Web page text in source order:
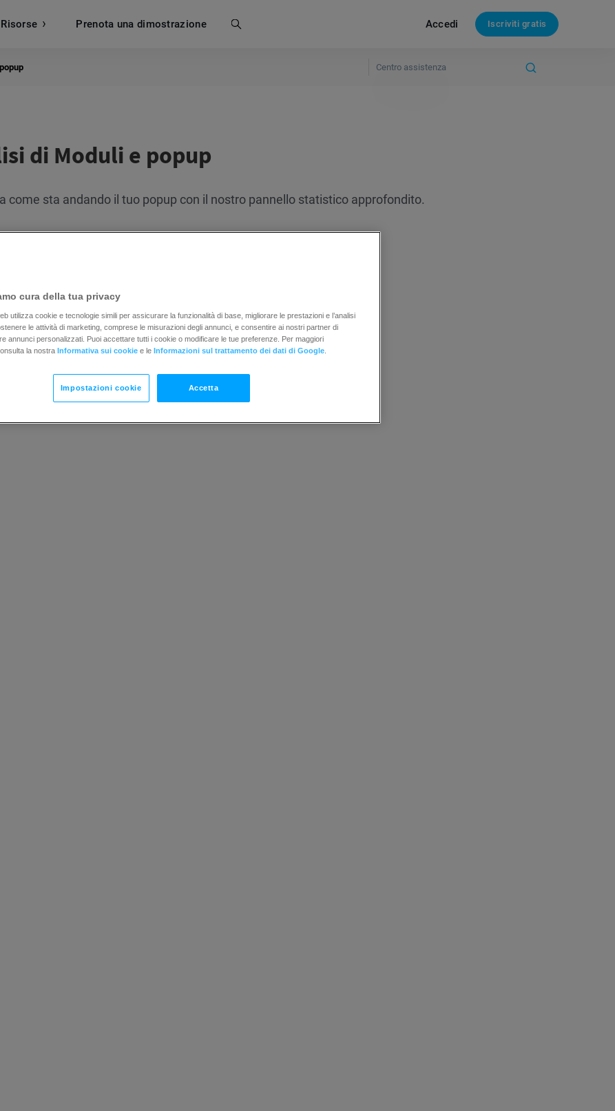
Risorse Prenota una dimostrazione
Cerca Accedi Iscriviti gratis
di Moduli e popup
come sta andando il tuo popup con il nostro pannello statistico approfondito.
cura della tua privacy
utilizza cookie e tecnologie simili per assicurare la funzionalità di base, migliorare le prestazioni e l’analisi
le attività di marketing, comprese le misurazioni degli annunci, e consentire ai nostri partner di
annunci personalizzati. Puoi accettare tutti i cookie o modificare le tue preferenze. Per maggiori
la nostra Informativa sui cookie e le Informazioni sul trattamento dei dati di Google
Impostazioni cookie Accetta